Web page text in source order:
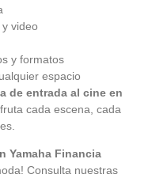
video
y formatos
espacio
de entrada al cine en
cada escena, cada
Yamaha Financia
Consulta nuestras